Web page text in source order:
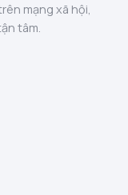
mạng xã hội,
tâm.